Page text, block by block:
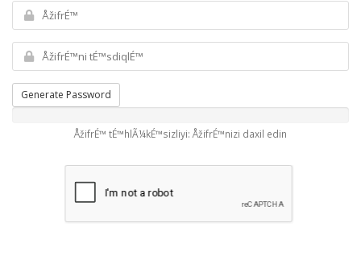
Generate Password
ÅžifrÉ™ tÉ™hlÃ¼kÉ™sizliyi: ÅžifrÉ™nizi daxil edin